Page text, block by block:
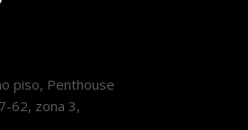
piso, Penthouse
62, zona 3,